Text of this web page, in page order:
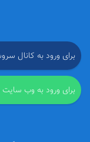
برای ورود به کانال
برای ورود به وب